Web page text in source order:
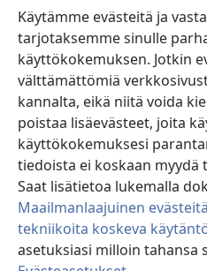
Käytämme evästeitä ja
tarjotaksemme sinulle
käyttökokemuksen. Jotkin
välttämättömiä
kannalta, eikä niitä voida
poistaa lisäevästeet, joita
käyttökokemuksesi
tiedoista ei koskaan
Saat lisätietoa lukemalla
Maailmanlaajuinen
tekniikoita koskeva
asetuksiasi milloin tahansa
(avaa
uuden
ikkunan)Vartiotornin VERKKOKIRJASTO
(avaa
uuden
ikkunan)JW Hub ®
(avaa
uuden
ikkunan)
®
Watchtower Library
Copyright© 2026 Watch Tower Bible